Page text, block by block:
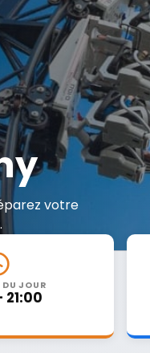
votre
DU JOUR
21:00